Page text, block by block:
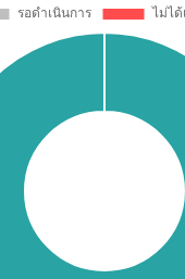
ตรวจสุขภาพนักเรียนระดับ
ชั้นมัธยมศึกษา ประจำปี 2568
ตรวจสุขภาพนักเรียนระดับ
ชั้นมัธยมศึกษา ประจำปี 2568
ตรวจสุขภาพนักเรียนระดับ
ชั้นมัธยมศึกษา ประจำปี 2568
ตรวจสุขภาพนักเรียนระดับ
ชั้นมัธยมศึกษา ประจำปี 2568